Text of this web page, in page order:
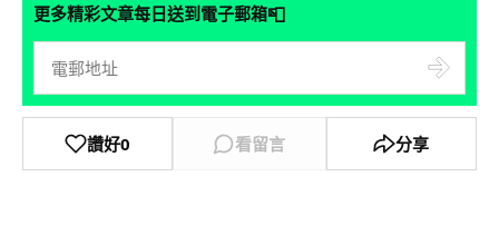
更多精彩文章每日送到電子郵箱📮
讚好0 看留言 分享